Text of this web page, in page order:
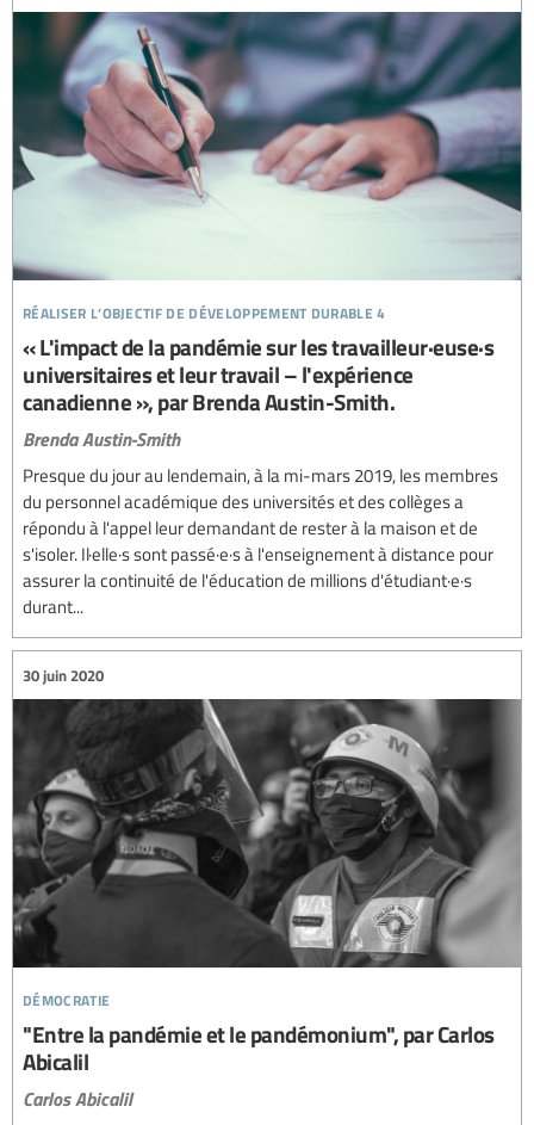
réaliser l’objectif de développement durable 4
« L'impact de la pandémie sur les travailleur·euse·s
universitaires et leur travail – l'expérience
canadienne », par Brenda Austin-Smith.
Brenda Austin-Smith
Presque du jour au lendemain, à la mi-mars 2019, les membres
du personnel académique des universités et des collèges a
répondu à l'appel leur demandant de rester à la maison et de
s'isoler. Il·elle·s sont passé·e·s à l'enseignement à distance pour
assurer la continuité de l'éducation de millions d'étudiant·e·s
durant...
démocratie
30 juin 2020
"Entre la pandémie et le pandémonium", par Carlos
Abicalil
Carlos Abicalil